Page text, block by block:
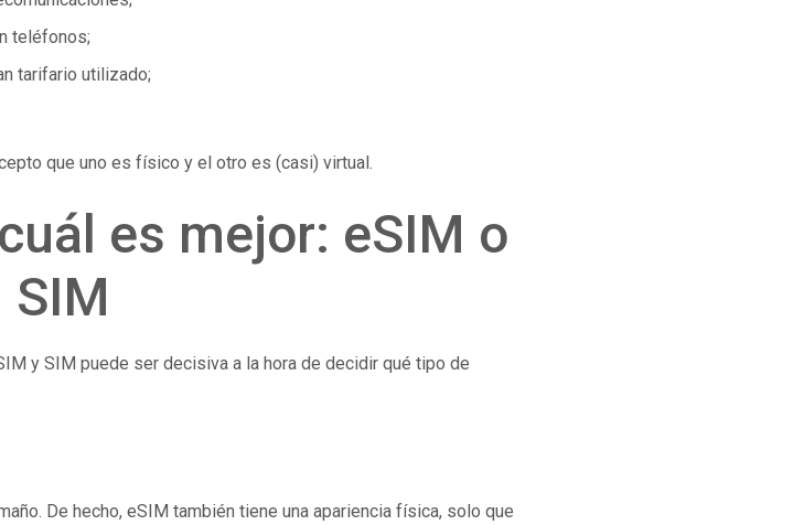
teléfonos;
tarifario utilizado;
que uno es físico y el otro es (casi) virtual.
es mejor: eSIM o
SIM
y SIM puede ser decisiva a la hora de decidir qué tipo de
De hecho, eSIM también tiene una apariencia física, solo que